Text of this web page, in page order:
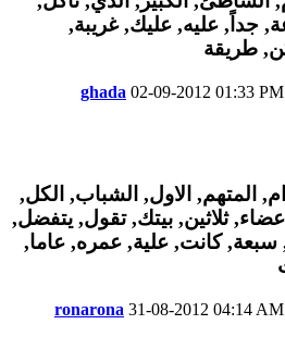
ghada 02-09-2012 01:33 PM
ronarona 31-08-2012 04:14 AM